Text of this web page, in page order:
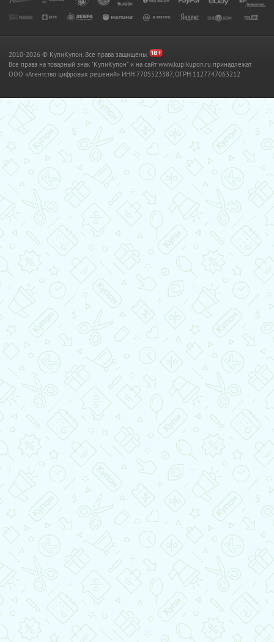
2010-2026 © КупиКупон. Все права защищены.
Все права на товарный знак "КупиКупон" и на сайт www.kupikupon.ru принадлежат
OOO «Агентство цифровых решений» ИНН 7705523387, ОГРН 1127747063212